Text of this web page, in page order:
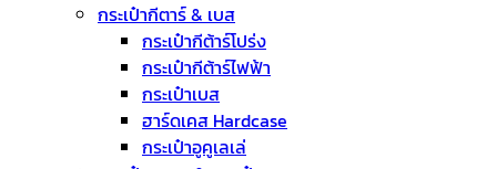
กระเป๋ากีตาร์ & เบส
กระเป๋ากีต้าร์โปร่ง
กระเป๋ากีต้าร์ไฟฟ้า
กระเป๋าเบส
ฮาร์ดเคส Hardcase
กระเป๋าอูคูเลเล่